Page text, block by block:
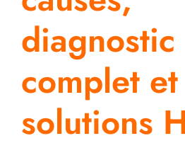
diagnostic
complet et
solutions